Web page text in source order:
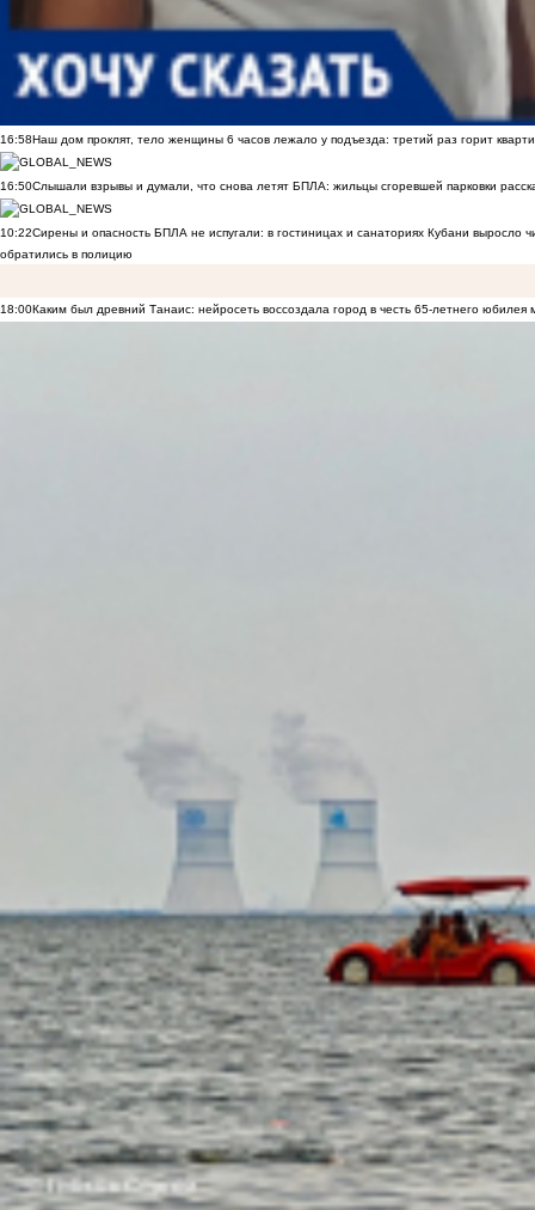
16:58Наш дом проклят, тело женщины 6 часов лежало у подъезда: третий раз горит
16:50Слышали взрывы и думали, что снова летят БПЛА: жильцы сгоревшей парковки
10:22Сирены и опасность БПЛА не испугали: в гостиницах и санаториях Кубани выросло
обратились в полицию
18:00Каким был древний Танаис: нейросеть воссоздала город в честь 65-летнего юбилея